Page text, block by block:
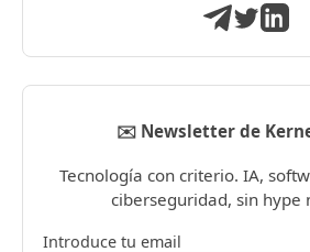
✉️ Newsletter de
Tecnología con criterio. IA,
ciberseguridad, sin hype
Introduce tu email